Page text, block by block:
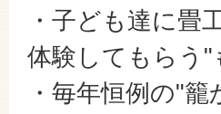
・子ども達に畳
体験してもらう
・毎年恒例の"